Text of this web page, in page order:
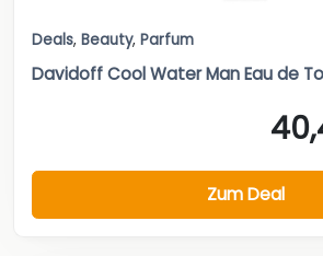
Deals, Beauty, Parfum
Davidoff Cool Water Man Eau de
Zum Deal